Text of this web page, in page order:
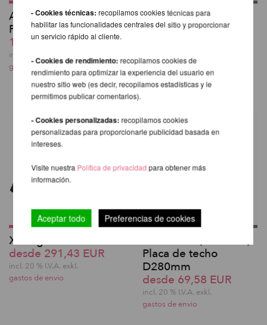
Abrazaderas para X-
Pole placa transversal
130,08 EUR
incl. 20 % I.V.A. exkl.
gastos de envio
SILKii - Accesorio de
X-Pole para Tela
120,00 EUR
incl. 20 % I.V.A. exkl.
gastos de envio
X-Stage Pole Set
desde 291,43 EUR
incl. 20 % I.V.A. exkl.
gastos de envio
Placa de techo
D280mm
desde 69,58 EUR
incl. 20 % I.V.A. exkl.
gastos de envio
- Cookies técnicas:recopilamos cookies técnicas para
habilitar las funcionalidades centrales del sitio y proporcionar
un servicio rápido al cliente.
- Cookies de rendimiento: recopilamos cookies de
rendimiento para optimizar la experiencia del usuario en
nuestro sitio web (es decir, recopilamos estadísticas y le
permitimos publicar comentarios).
- Cookies personalizadas: recopilamos cookies
personalizadas para proporcionarle publicidad basada en
intereses.
Visite nuestra Política de privacidadpara obtener más
información.
Aceptar todo Preferencias de cookies